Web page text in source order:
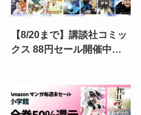
【8/20まで】講談社コミッ
クス 88円セール開催中！
騎士』など人気作が最大3
巻88円